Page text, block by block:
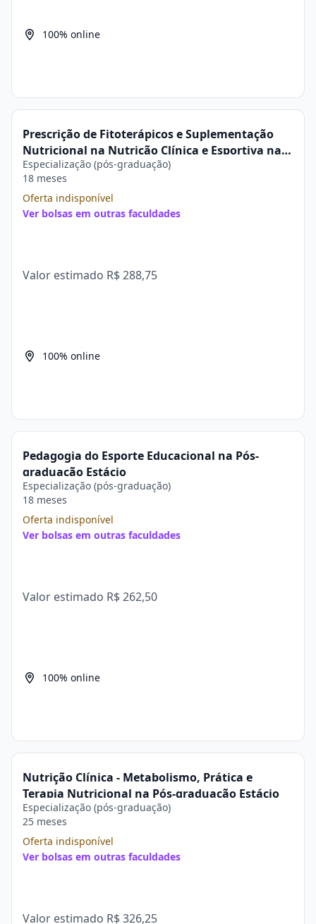
100% online
Prescrição de Fitoterápicos e Suplementação
Nutricional na Nutrição Clínica e Esportiva na
Pós-graduação Estácio
Especialização (pós-graduação)
18 meses
Oferta indisponível
Ver bolsas em outras faculdades
Valor estimado R$ 288,75
100% online
Pedagogia do Esporte Educacional na Pós-
graduação Estácio
Especialização (pós-graduação)
18 meses
Oferta indisponível
Ver bolsas em outras faculdades
Valor estimado R$ 262,50
100% online
Nutrição Clínica - Metabolismo, Prática e
Terapia Nutricional na Pós-graduação Estácio
Especialização (pós-graduação)
25 meses
Oferta indisponível
Ver bolsas em outras faculdades
Valor estimado R$ 326,25